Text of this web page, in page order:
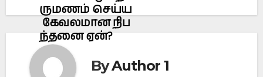
ருமணம் செய்ய
கேவலமான நிப
ந்தனை ஏன்?
ByAuthor 1